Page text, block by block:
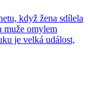
když žena sdílela
muže omylem
je velká událost,